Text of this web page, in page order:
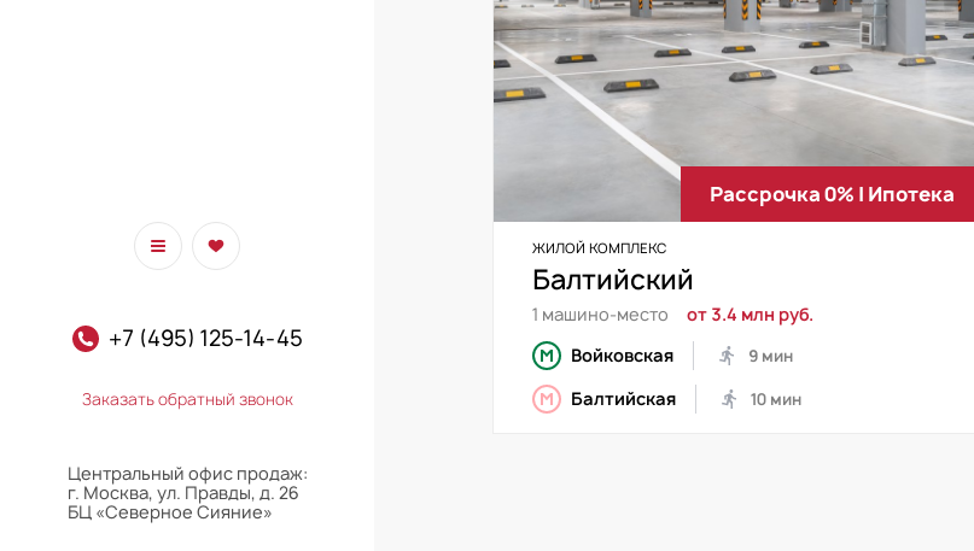
+7 (495) 125-14-45
Заказать обратный звонок
Центральный офис продаж:
г. Москва, ул. Правды, д. 26
БЦ «Северное Сияние»
Рассрочка 0% | Ипотека
ЖИЛОЙ КОМПЛЕКС
Балтийский
1 машино-место
от 3.4 млн руб.
Войковская
9 мин
Балтийская 10 мин